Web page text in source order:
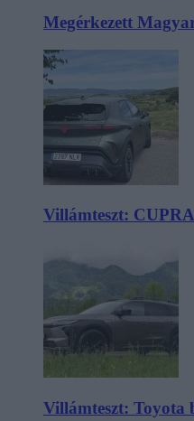
Megérkezett
Villámteszt:
Villámteszt: Toyota